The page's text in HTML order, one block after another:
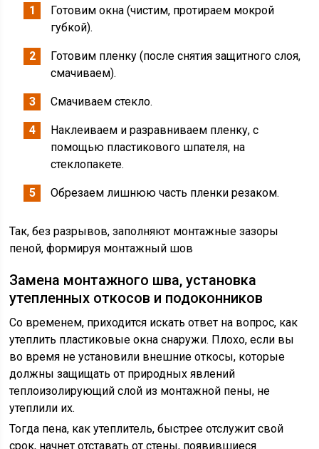
Готовим окна (чистим, протираем мокрой
губкой).
Готовим пленку (после снятия защитного слоя,
смачиваем).
Смачиваем стекло.
Наклеиваем и разравниваем пленку, с
помощью пластикового шпателя, на
стеклопакете.
Обрезаем лишнюю часть пленки резаком.
Так, без разрывов, заполняют монтажные зазоры
пеной, формируя монтажный шов
Замена монтажного шва, установка
утепленных откосов и подоконников
Со временем, приходится искать ответ на вопрос, как
утеплить пластиковые окна снаружи. Плохо, если вы
во время не установили внешние откосы, которые
должны защищать от природных явлений
теплоизолирующий слой из монтажной пены, не
утеплили их.
Тогда пена, как утеплитель, быстрее отслужит свой
срок, начнет отставать от стены, появившиеся